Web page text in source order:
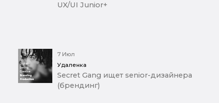
UX/UI Junior+
7 Июл
Удаленка
Secret Gang ищет senior-дизайнера
(брендинг)